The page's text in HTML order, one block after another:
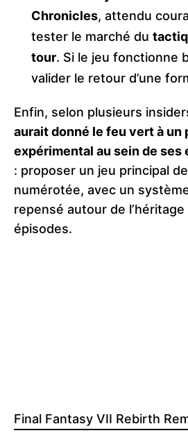
Chronicles, attendu
tester le marché du
tour. Si le jeu fonctionne
valider le retour d’une
Enfin, selon plusieurs
aurait donné le feu vert à un
expérimental au sein de ses
: proposer un jeu principal
numérotée, avec un
repensé autour de
épisodes.
Final Fantasy VII Rebirth